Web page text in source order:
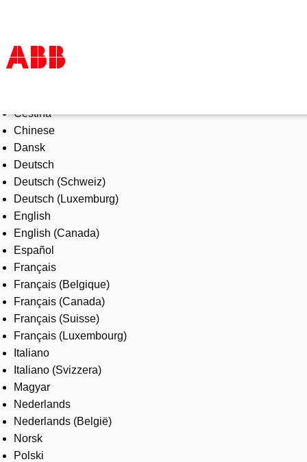
Products & Solutions
Industries
Services
About us
Where to buy
Contact us
Careers
Čeština
Chinese
Dansk
Deutsch
Deutsch (Schweiz)
Deutsch (Luxemburg)
English
English (Canada)
Español
Français
Français (Belgique)
Français (Canada)
Français (Suisse)
Français (Luxembourg)
Italiano
Italiano (Svizzera)
Magyar
Nederlands
Nederlands (België)
Norsk
Polski